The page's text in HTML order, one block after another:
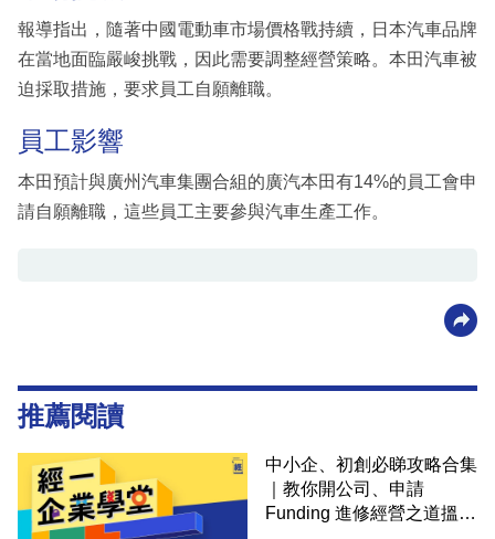
報導指出，隨著中國電動車市場價格戰持續，日本汽車品牌
在當地面臨嚴峻挑戰，因此需要調整經營策略。本田汽車被
迫採取措施，要求員工自願離職。
員工影響
本田預計與廣州汽車集團合組的廣汽本田有14%的員工會申
請自願離職，這些員工主要參與汽車生產工作。
推薦閱讀
中小企、初創必睇攻略合集
｜教你開公司、申請
Funding 進修經營之道搵大